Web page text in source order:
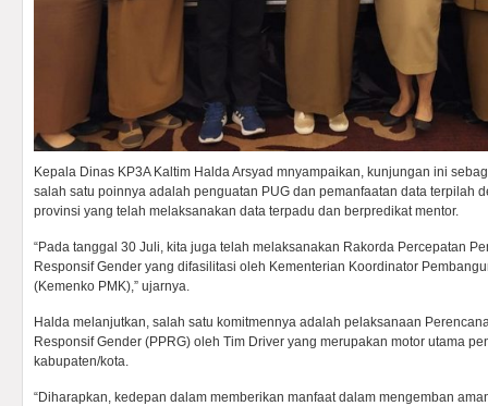
Kepala Dinas KP3A Kaltim Halda Arsyad mnyampaikan, kunjungan ini
salah satu poinnya adalah penguatan PUG dan pemanfaatan data terpilah
provinsi yang telah melaksanakan data terpadu dan berpredikat mentor.
“Pada tanggal 30 Juli, kita juga telah melaksanakan Rakorda Percepatan
Responsif Gender yang difasilitasi oleh Kementerian Koordinator
(Kemenko PMK),” ujarnya.
Halda melanjutkan, salah satu komitmennya adalah pelaksanaan
Responsif Gender (PPRG) oleh Tim Driver yang merupakan motor utama
kabupaten/kota.
“Diharapkan, kedepan dalam memberikan manfaat dalam mengemban